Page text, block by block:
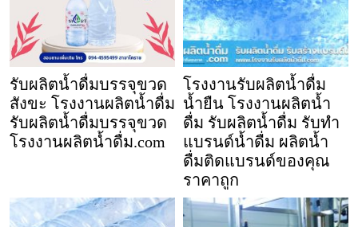
รับผลิตน้ำดื่มบรรจุขวด
สังขะ โรงงานผลิตน้ำดื่ม
รับผลิตน้ำดื่มบรรจุขวด
โรงงานผลิตน้ำดื่ม.com
โรงงานรับผลิตน้ำดื่ม
น้ำยืน โรงงานผลิตน้ำ
ดื่ม รับผลิตน้ำดื่ม รับทำ
แบรนด์น้ำดื่ม ผลิตน้ำ
ดื่มติดแบรนด์ของคุณ
ราคาถูก